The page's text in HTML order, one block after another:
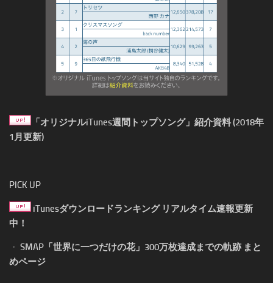
「オリジナルiTunes週間トップソング」紹介資料 (2018年
1月更新)
PICK UP
iTunesダウンロードランキング リアルタイム速報更新
中！
・ SMAP「世界に一つだけの花」300万枚達成までの軌跡 まと
めページ